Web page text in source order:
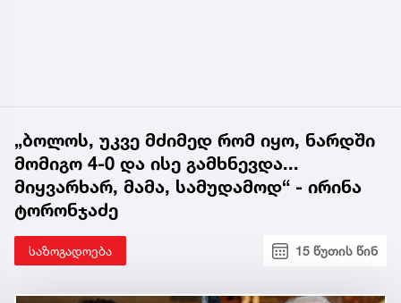
„ბოლოს, უკვე მძიმედ რომ იყო, ნარდში
მომიგო 4-0 და ისე გამხნევდა...
მიყვარხარ, მამა, სამუდამოდ“ - ირინა
ტორონჯაძე
საზოგადოება 15 წუთის წინ